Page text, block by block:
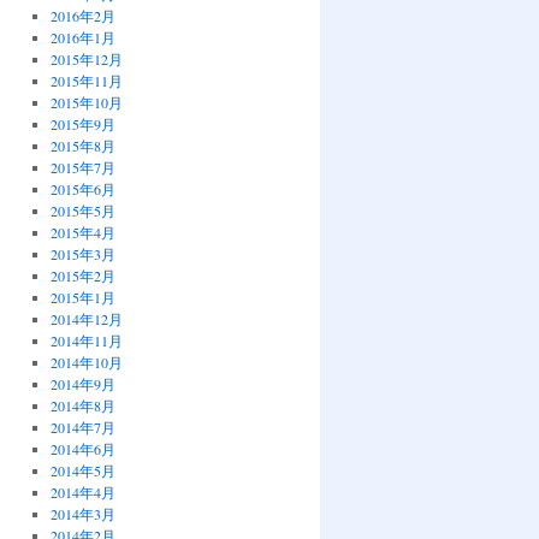
2016年2月
2016年1月
2015年12月
2015年11月
2015年10月
2015年9月
2015年8月
2015年7月
2015年6月
2015年5月
2015年4月
2015年3月
2015年2月
2015年1月
2014年12月
2014年11月
2014年10月
2014年9月
2014年8月
2014年7月
2014年6月
2014年5月
2014年4月
2014年3月